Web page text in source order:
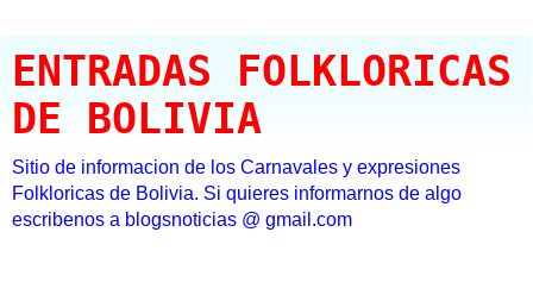
ENTRADAS FOLKLORICAS
DE BOLIVIA
Sitio de informacion de los Carnavales y expresiones
Folkloricas de Bolivia. Si quieres informarnos de algo
escribenos a blogsnoticias @ gmail.com